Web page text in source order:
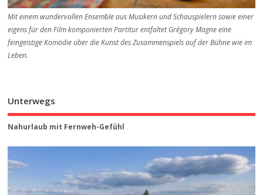
Mit einem wundervollen Ensemble aus Musikern und Schauspielern sowie einer
eigens für den Film komponierten Partitur entfaltet Grégory Magne eine
feingeistige Komödie über die Kunst des Zusammenspiels auf der Bühne wie im
Leben.
Unterwegs
Nahurlaub mit Fernweh-Gefühl